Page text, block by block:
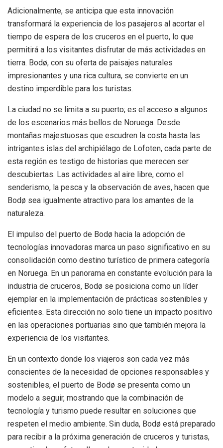
Adicionalmente, se anticipa que esta innovación
transformará la experiencia de los pasajeros al acortar el
tiempo de espera de los cruceros en el puerto, lo que
permitirá a los visitantes disfrutar de más actividades en
tierra. Bodø, con su oferta de paisajes naturales
impresionantes y una rica cultura, se convierte en un
destino imperdible para los turistas.
La ciudad no se limita a su puerto; es el acceso a algunos
de los escenarios más bellos de Noruega. Desde
montañas majestuosas que escudren la costa hasta las
intrigantes islas del archipiélago de Lofoten, cada parte de
esta región es testigo de historias que merecen ser
descubiertas. Las actividades al aire libre, como el
senderismo, la pesca y la observación de aves, hacen que
Bodø sea igualmente atractivo para los amantes de la
naturaleza.
El impulso del puerto de Bodø hacia la adopción de
tecnologías innovadoras marca un paso significativo en su
consolidación como destino turístico de primera categoría
en Noruega. En un panorama en constante evolución para la
industria de cruceros, Bodø se posiciona como un líder
ejemplar en la implementación de prácticas sostenibles y
eficientes. Esta dirección no solo tiene un impacto positivo
en las operaciones portuarias sino que también mejora la
experiencia de los visitantes.
En un contexto donde los viajeros son cada vez más
conscientes de la necesidad de opciones responsables y
sostenibles, el puerto de Bodø se presenta como un
modelo a seguir, mostrando que la combinación de
tecnología y turismo puede resultar en soluciones que
respeten el medio ambiente. Sin duda, Bodø está preparado
para recibir a la próxima generación de cruceros y turistas,